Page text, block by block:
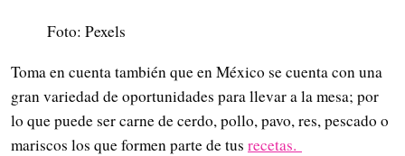
Foto: Pexels
Toma en cuenta también que en México se cuenta con una
gran variedad de oportunidades para llevar a la mesa; por
lo que puede ser carne de cerdo, pollo, pavo, res, pescado o
mariscos los que formen parte de tus recetas.